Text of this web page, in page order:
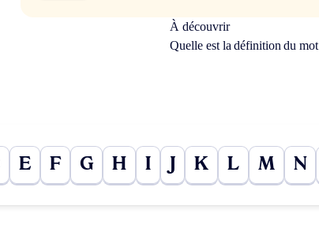
À découvrir
Quelle est la définition du mot
E F G H I J K L M N